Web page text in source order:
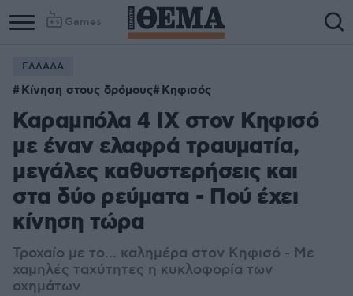
Games
ΕΛΛΑΔΑ
Κίνηση στους δρόμους Κηφισός
Καραμπόλα 4 ΙΧ στον Κηφισό
με έναν ελαφρά τραυματία,
μεγάλες καθυστερήσεις και
στα δύο ρεύματα - Πού έχει
κίνηση τώρα
Τροχαίο με το... καλημέρα στον Κηφισό - Με
χαμηλές ταχύτητες η κυκλοφορία των
οχημάτων